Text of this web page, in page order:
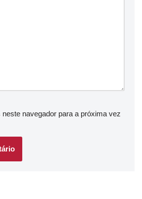
navegador para a próxima vez